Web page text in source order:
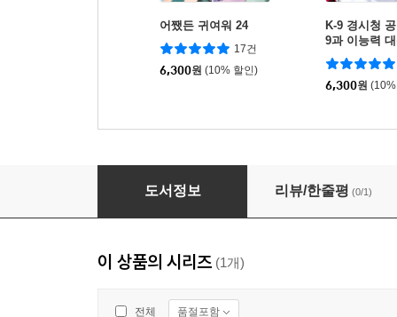
어쨌든 귀여워 24
17건
6,300원 (10% 할인)
K-9 경시청
9과 이능력
6,300원
좋아하는 아이를 메이드로 삼았더니, 내 방에서
도서정보 리뷰/한줄평 (0/1)
이 상품의 시리즈 (1개)
전체 품절포함